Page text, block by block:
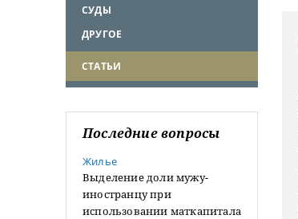
СУДЫ
ДРУГОЕ
СТАТЬИ
Последние вопросы
Жилье
Выделение доли мужу-
иностранцу при
использовании маткапитала